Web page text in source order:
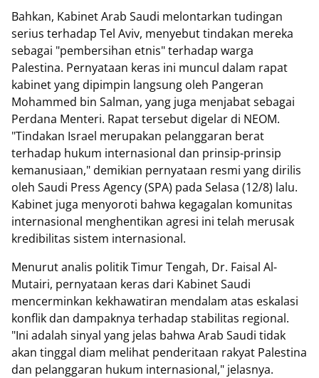
Bahkan, Kabinet Arab Saudi melontarkan tudingan
serius terhadap Tel Aviv, menyebut tindakan mereka
sebagai "pembersihan etnis" terhadap warga
Palestina. Pernyataan keras ini muncul dalam rapat
kabinet yang dipimpin langsung oleh Pangeran
Mohammed bin Salman, yang juga menjabat sebagai
Perdana Menteri. Rapat tersebut digelar di NEOM.
"Tindakan Israel merupakan pelanggaran berat
terhadap hukum internasional dan prinsip-prinsip
kemanusiaan," demikian pernyataan resmi yang dirilis
oleh Saudi Press Agency (SPA) pada Selasa (12/8) lalu.
Kabinet juga menyoroti bahwa kegagalan komunitas
internasional menghentikan agresi ini telah merusak
kredibilitas sistem internasional.
Menurut analis politik Timur Tengah, Dr. Faisal Al-
Mutairi, pernyataan keras dari Kabinet Saudi
mencerminkan kekhawatiran mendalam atas eskalasi
konflik dan dampaknya terhadap stabilitas regional.
"Ini adalah sinyal yang jelas bahwa Arab Saudi tidak
akan tinggal diam melihat penderitaan rakyat Palestina
dan pelanggaran hukum internasional," jelasnya.